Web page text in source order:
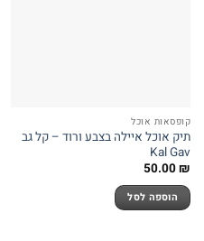
קופסאות אוכל
תיק אוכל איילה בצבע ורוד – קל גב
Kal Gav
50.00₪
הוספה לסל